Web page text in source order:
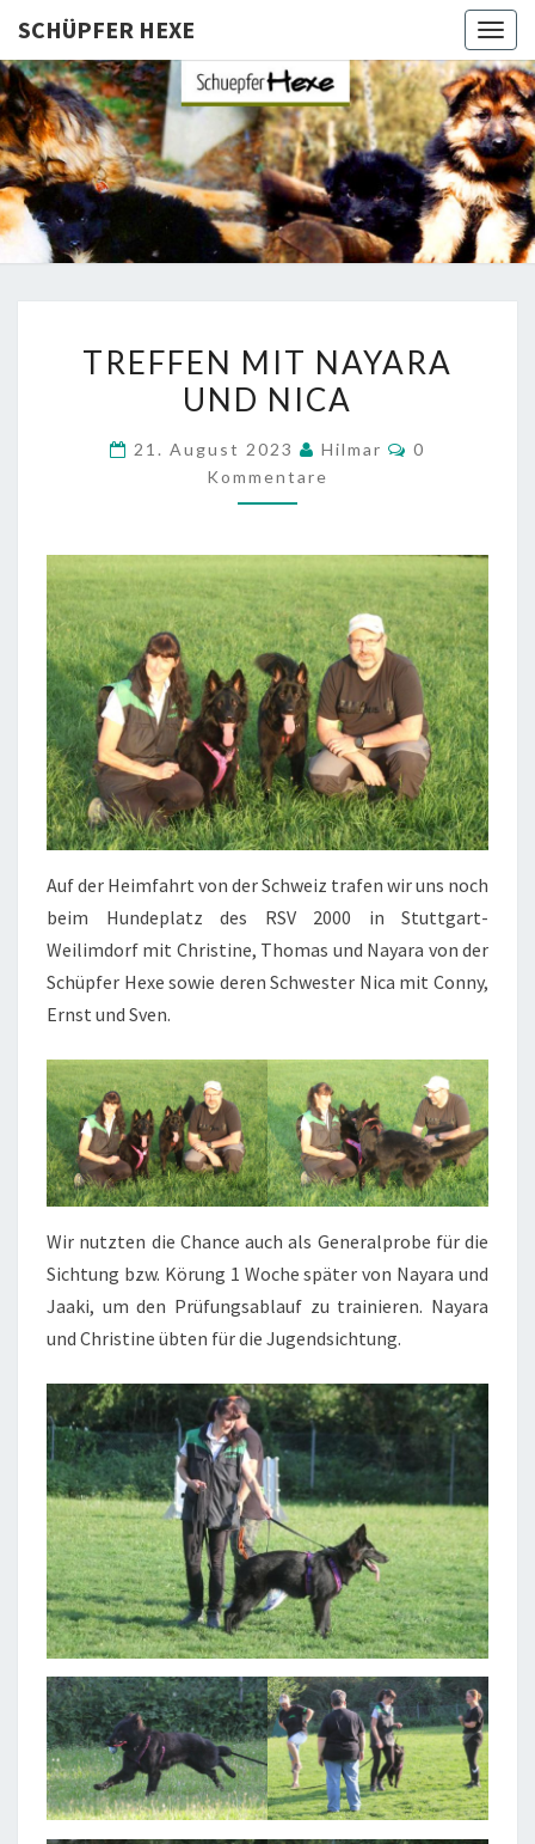
SCHÜPFER HEXE
HEXE
Langhaar
Schäferhunde
Von Den
Schüpfer
Hexen
NAYARA
NICA
TREFFEN MIT NAYARA
UND NICA
21. August 2023 Hilmar Kommentare
0
Kommentare
Auf der Heimfahrt von der Schweiz trafen wir uns noch
beim Hundeplatz des RSV 2000 in Stuttgart-
Weilimdorf mit Christine, Thomas und Nayara von der
Schüpfer Hexe sowie deren Schwester Nica mit Conny,
Ernst und Sven.
Wir nutzten die Chance auch als Generalprobe für die
Sichtung bzw. Körung 1 Woche später von Nayara und
Jaaki, um den Prüfungsablauf zu trainieren. Nayara
und Christine übten für die Jugendsichtung.